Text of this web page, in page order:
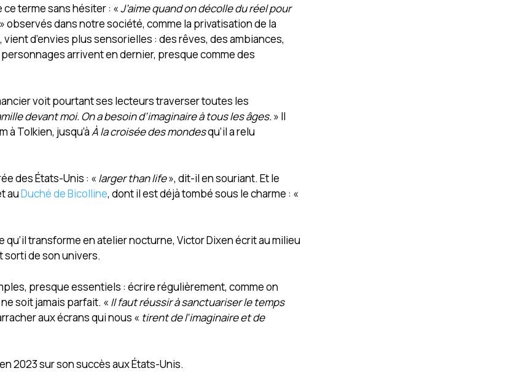
terme sans hésiter : «J’aime quand on décolle du réel pour
observés dans notre société, comme la privatisation de la
vient d’envies plus sensorielles : des rêves, des ambiances,
arrivent en dernier, presque comme des
voit pourtant ses lecteurs traverser toutes les
devant moi. On a besoin d’imaginaire à tous les âges. » Il
Tolkien, jusqu’àÀ la croisée des mondesqu’il a relu
des États-Unis : « larger than life», dit-il en souriant. Et le
auDuché de Bicolline, dont il est déjà tombé sous le charme : «
transforme en atelier nocturne, Victor Dixen écrit au milieu
sorti de son univers.
presque essentiels : écrire régulièrement, comme on
soit jamais parfait. « Il faut réussir à sanctuariser le temps
aux écrans qui nous « tirent de l’imaginaire et de
en 2023 sur son succès aux États-Unis.